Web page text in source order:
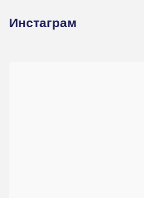
Инстаграм